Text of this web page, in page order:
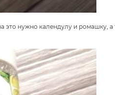
это нужно календулу и ромашку, а